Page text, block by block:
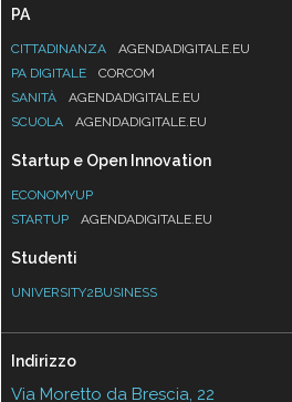
PA
CITTADINANZA
AGENDADIGITALE.EU
PA DIGITALE
CORCOM
SANITÀ
AGENDADIGITALE.EU
SCUOLA
AGENDADIGITALE.EU
Startup e Open Innovation
ECONOMYUP
STARTUP
AGENDADIGITALE.EU
Studenti
UNIVERSITY2BUSINESS
Indirizzo
Via Moretto da Brescia, 22